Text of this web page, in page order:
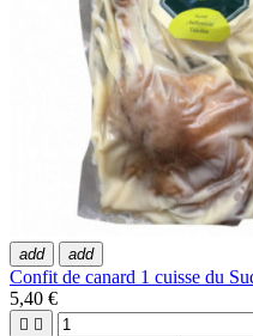
add add
Confit de canard 1 cuisse du
5,40 €
 